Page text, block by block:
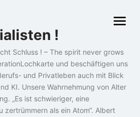
!
Schluss ! – The spirit never grows
und beschäftigen uns
und Privatleben auch mit Blick
KI. Unsere Wahrnehmung von Alter
„Es ist schwieriger, eine
zertrümmern als ein Atom“. Albert
open